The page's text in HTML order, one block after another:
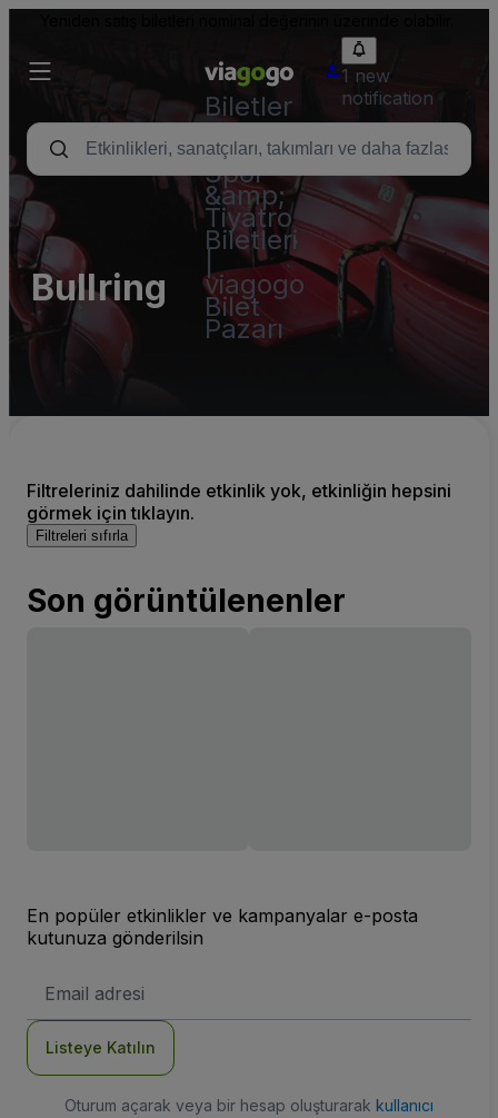
Biletler
-
Konser,
Spor
&amp;
Tiyatro
Biletleri
viagogo
Bilet
Pazarı
1 new
notification
Bullring
Filtreleriniz dahilinde etkinlik yok, etkinliğin hepsini
görmek için tıklayın.
Filtreleri sıfırla
Son görüntülenenler
En popüler etkinlikler ve kampanyalar e-posta
kutunuza gönderilsin
posta
Listeye Katılın
Oturum açarak veya bir hesap oluşturarak kullanıcı